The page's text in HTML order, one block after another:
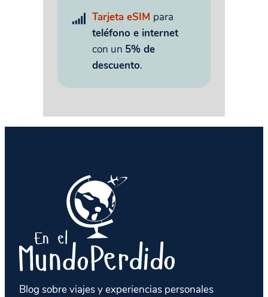
Tarjeta eSIM para
teléfono e internet
con un 5% de
descuento.
Blog sobre viajes y experiencias personales